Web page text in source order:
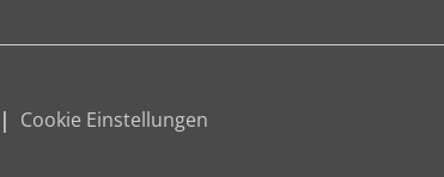
Cookie Einstellungen